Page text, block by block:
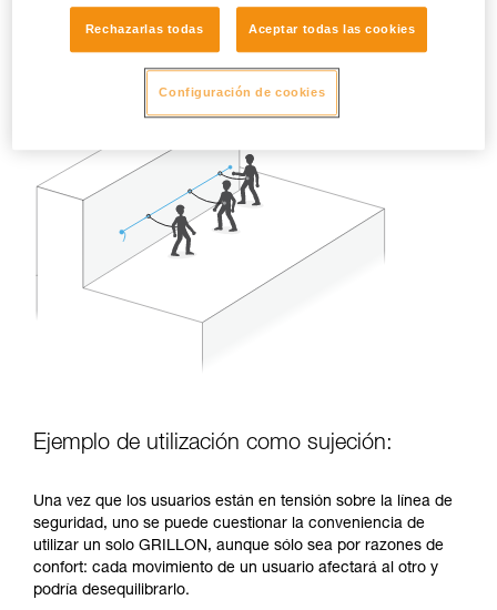
delimitada, protegidas de cualquier riesgo de caída, un solo
GRILLON instalado como la línea de seguridad será
perfectamente eficaz.
Ejemplo de utilización como sujeción:
Una vez que los usuarios están en tensión sobre la línea de
seguridad, uno se puede cuestionar la conveniencia de
utilizar un solo GRILLON, aunque sólo sea por razones de
confort: cada movimiento de un usuario afectará al otro y
podría desequilibrarlo.
Rechazarlas todas Aceptar todas las cookies
Configuración de cookies